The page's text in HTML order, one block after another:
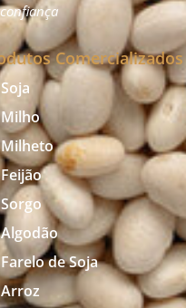
Comercializados
Soja
Milho
Milheto
Feijão
Sorgo
Algodão
Farelo de Soja
Arroz